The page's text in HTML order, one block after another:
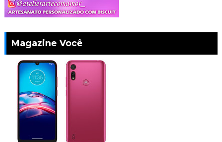
Magazine Você